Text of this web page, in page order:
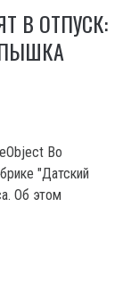
В ОТПУСК:
Во
"Датский
Об этом